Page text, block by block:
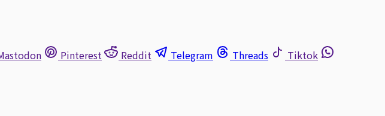
Pinterest Reddit Telegram Threads
Tiktok